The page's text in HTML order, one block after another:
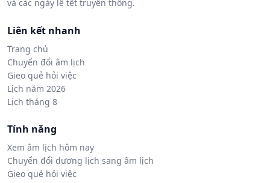
và các ngày lễ tết truyền thống.
Liên kết nhanh
Trang chủ
Chuyển đổi âm lịch
Gieo quẻ hỏi việc
Lịch năm 2026
Lịch tháng 8
Tính năng
Xem âm lịch hôm nay
Chuyển đổi dương lịch sang âm lịch
Gieo quẻ hỏi việc